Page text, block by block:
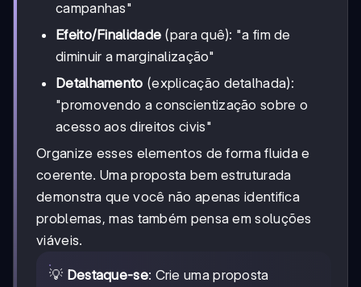
campanhas"
Efeito/Finalidade (para quê): "a fim de
diminuir a marginalização"
Detalhamento (explicação detalhada):
"promovendo a conscientização sobre o
acesso aos direitos civis"
Organize esses elementos de forma fluida e
coerente. Uma proposta bem estruturada
demonstra que você não apenas identifica
problemas, mas também pensa em soluções
viáveis.
💡 Destaque-se: Crie uma proposta